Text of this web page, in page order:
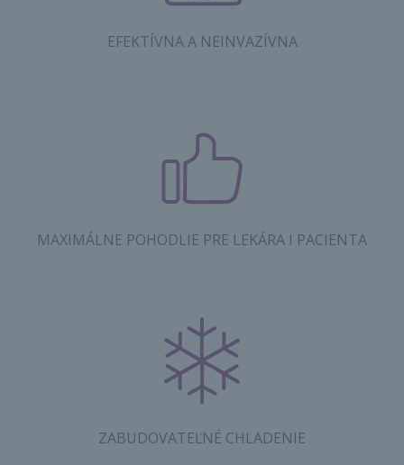
EFEKTÍVNA A NEINVAZÍVNA
MAXIMÁLNE POHODLIE PRE LEKÁRA I PACIENTA
ZABUDOVATEĽNÉ CHLADENIE